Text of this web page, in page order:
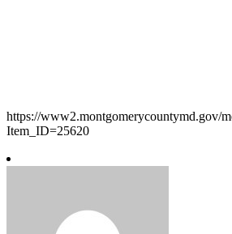
https://www2.montgomerycountymd.gov/
Item_ID=25620